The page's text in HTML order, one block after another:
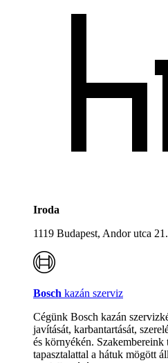
Iroda
1119 Budapest, Andor utca 21.
Bosch kazán szerviz
Cégünk Bosch kazán
javítását, karbantartását,
és környékén. Szakembereink
tapasztalattal a hátuk mögött